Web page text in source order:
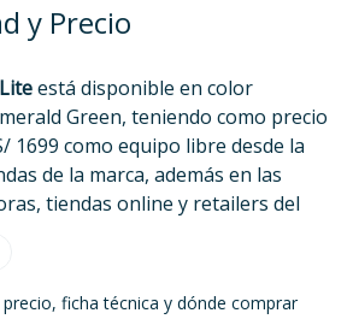
y Precio
está disponible en color
Green, teniendo como precio
1699 como equipo libre desde la
de la marca, además en las
tiendas online y retailers del
precio, ficha técnica y dónde comprar